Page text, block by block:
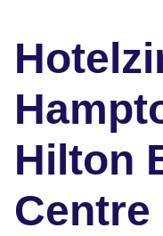
Hilton
Centre